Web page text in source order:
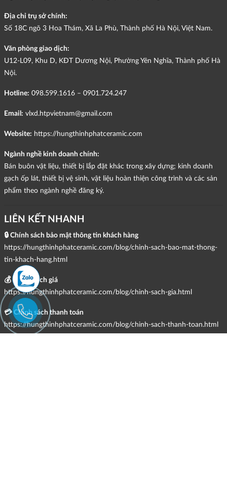
Địa chỉ trụ sở chính:
Số 18C ngõ 3 Hoa Thám, Xã La Phù, Thành phố Hà Nội, Việt Nam.
Văn phòng giao dịch:
U12-L09, Khu D, KĐT Dương Nội, Phường Yên Nghĩa, Thành phố Hà
Nội.
Hotline: 098.599.1616 – 0901.724.247
Email: vlxd.htpvietnam@gmail.com
Website: https://hungthinhphatceramic.com
Ngành nghề kinh doanh chính:
Bán buôn vật liệu, thiết bị lắp đặt khác trong xây dựng; kinh doanh
gạch ốp lát, thiết bị vệ sinh, vật liệu hoàn thiện công trình và các sản
phẩm theo ngành nghề đăng ký.
LIÊN KẾT NHANH
🔒 Chính sách bảo mật thông tin khách hàng
https://hungthinhphatceramic.com/blog/chinh-sach-bao-mat-thong-
tin-khach-hang.html
💰 Chính sách giá
https://hungthinhphatceramic.com/blog/chinh-sach-gia.html
💳 Chính sách thanh toán
https://hungthinhphatceramic.com/blog/chinh-sach-thanh-toan.html